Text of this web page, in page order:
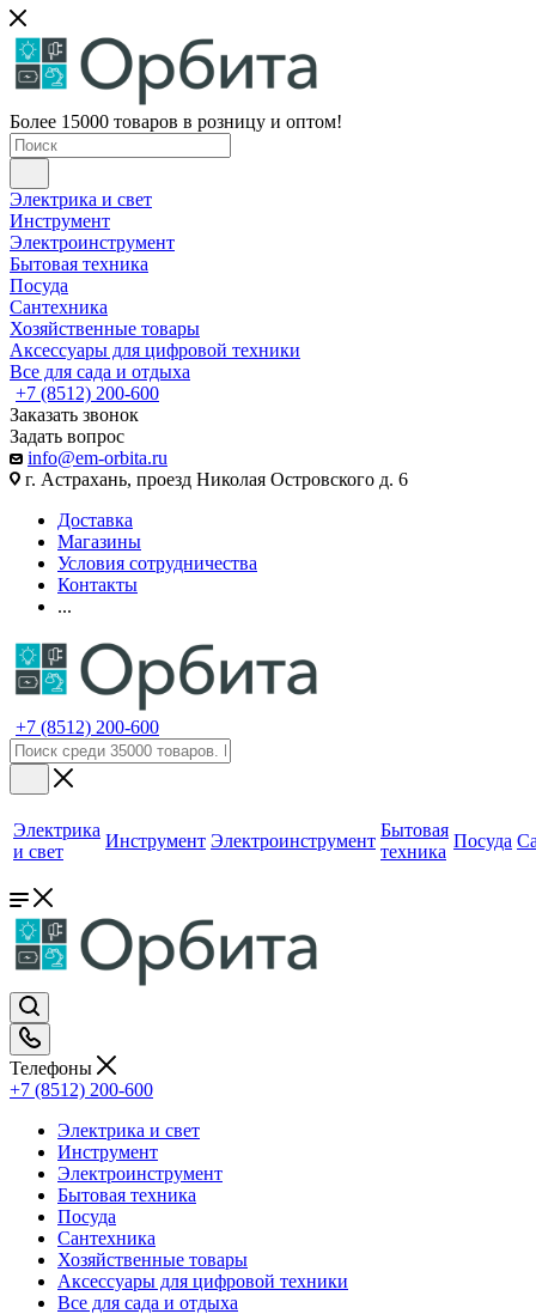
Более 15000 товаров в розницу и оптом!
Электрика и свет
Инструмент
Электроинструмент
Бытовая техника
Посуда
Сантехника
Хозяйственные товары
Аксессуары для цифровой техники
Все для сада и отдыха
+7 (8512) 200-600
Заказать звонок
Задать вопрос
info@em-orbita.ru
г. Астрахань, проезд Николая Островского д. 6
Доставка
Магазины
Условия сотрудничества
Контакты
...
+7 (8512) 200-600
Электрика
и свет
Инструмент Электроинструмент
Бытовая
техника
Посуда
Телефоны
+7 (8512) 200-600
Электрика и свет
Инструмент
Электроинструмент
Бытовая техника
Посуда
Сантехника
Хозяйственные товары
Аксессуары для цифровой техники
Все для сада и отдыха